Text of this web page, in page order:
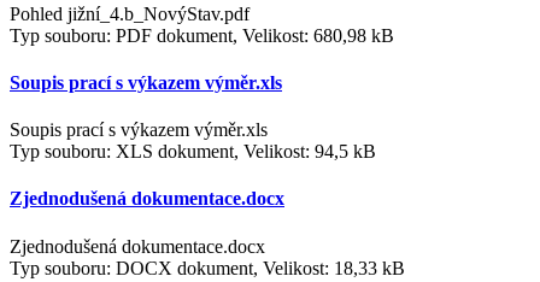
Pohled jižní_4.b_NovýStav.pdf
Typ souboru: PDF dokument, Velikost: 680,98 kB
Soupis prací s výkazem výměr.xls
Soupis prací s výkazem výměr.xls
Typ souboru: XLS dokument, Velikost: 94,5 kB
Zjednodušená dokumentace.docx
Zjednodušená dokumentace.docx
Typ souboru: DOCX dokument, Velikost: 18,33 kB